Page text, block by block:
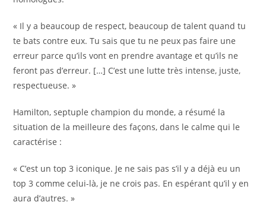
« Il y a beaucoup de respect, beaucoup de talent quand tu
te bats contre eux. Tu sais que tu ne peux pas faire une
erreur parce qu’ils vont en prendre avantage et qu’ils ne
feront pas d’erreur. […] C’est une lutte très intense, juste,
respectueuse. »
Hamilton, septuple champion du monde, a résumé la
situation de la meilleure des façons, dans le calme qui le
caractérise :
« C’est un top 3 iconique. Je ne sais pas s’il y a déjà eu un
top 3 comme celui-là, je ne crois pas. En espérant qu’il y en
aura d’autres. »